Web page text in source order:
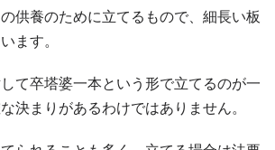
供養のために立てるもので、細長い板
ます。
て卒塔婆一本という形で立てるのが一
決まりがあるわけではありません。